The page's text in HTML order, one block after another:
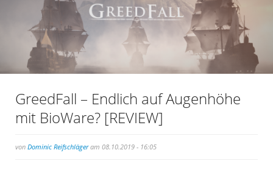
GreedFall – Endlich auf Augenhöhe
mit BioWare? [REVIEW]
von Dominic Reifschlägeram 08.10.2019 - 16:05